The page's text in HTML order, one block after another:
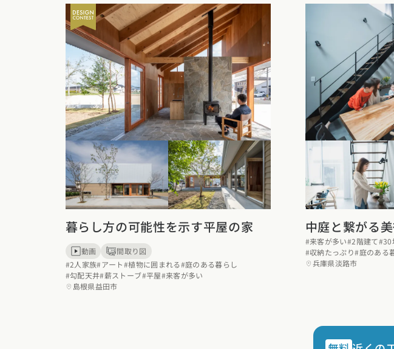
福岡県佐賀県長崎県 熊本県大分県宮崎県鹿児島
暮らし方の可能性を示す平屋の家
動画
間取り図
#2人家族#アート#植物に囲まれる#庭のある暮らし
#勾配天井#薪ストーブ#平屋#来客が多い
島根県益田市
中庭と繋がる
#来客が多い#2階建て#30
#収納たっぷり#庭のある
兵庫県淡路市